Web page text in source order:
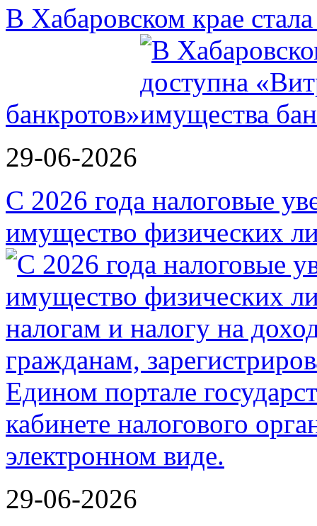
В Хабаровском крае
банкротов»
29-06-2026
С 2026 года налоговые
имущество физических
29-06-2026